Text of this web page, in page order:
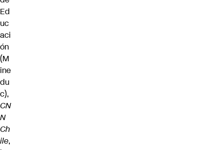
Ed
uc
aci
ón
(M
ine
du
c),
CN
N
Ch
ile,